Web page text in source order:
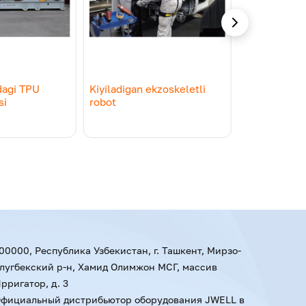
слоя спанбонда обеспечивают
такие материалы? Например, в
подгузники, и в защитной одежде.
выполняют с ювелирной точностью.
TPU
Kiyiladigan ekzoskeletli
robot
Республика Узбекистан, г. Ташкент, Мирзо-
р-н, Хамид Олимжон МСГ, массив
д. 3
дистрибьютор оборудования JWELL в